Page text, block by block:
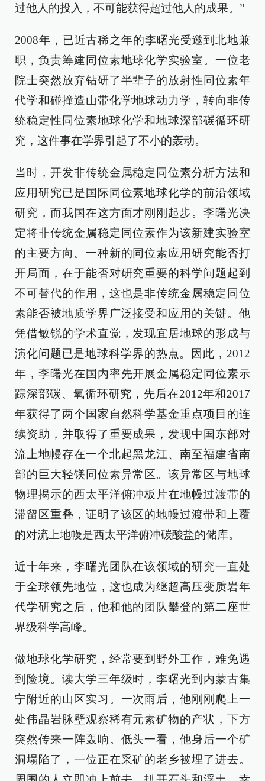
过他人的投入，不可能获得超过他人的成果。”
2008年，已近古稀之年的李曙光受邀到北地兼
职，负责筹建同位素地球化学实验室。一位老
院士突然放弃钻研了半辈子的放射性同位素年
代学和碰撞造山带化学地球动力学，转向非传
统稳定性同位素地球化学和地球深部碳循环研
究，这件事在学界引起了不小的轰动。
当时，开发非传统金属稳定同位素分析方法和
应用研究已是国际同位素地球化学的前沿领域
研究，而我国在这方面才刚刚起步。李曙光决
定将非传统金属稳定同位素作为该新建实验室
的主要方向。一种新的同位素应用研究能否打
开局面，在于能否对研究重要的科学问题起到
不可替代的作用，这也是非传统金属稳定同位
素能否被地质学界广泛接受和应用的关键。他
凭借敏锐的学术直觉，发现宜居地球的形成与
演化问题已是地球科学界的热点。因此，2012
年，李曙光在国内率先开展金属稳定同位素示
踪深部碳、氧循环研究，先后在2012年和2017
年获得了两个国家自然科学基金重点项目的连
续资助，并取得了重要成果，发现中国东部对
流上地幔存在一个北起黑龙江、南至福建省南
部的巨大轻镁同位素异常区。该异常区与地球
物理揭示的西太平洋俯冲板片在地幔过渡带的
滞留区重叠，证明了该区的地幔过渡带和上覆
的对流上地幔是西太平洋俯冲碳酸盐的储库。
近十年来，李曙光团队在该领域的研究一直处
于全球领先地位，这也成为继超高压变质岩年
代学研究之后，他和他的团队攀登的第二座世
界级科学高峰。
做地球化学研究，经常要到野外工作，难免遇
到险境。读大学三年级时，李曙光到内蒙古集
宁附近的山区实习。一次雨后，他刚刚爬上一
处伟晶岩脉壁观察稀有元素矿物的产状，下方
突然传来一阵轰响。低头一看，他身后一个矿
洞塌陷了，一位正在采矿的老乡被埋了进去。